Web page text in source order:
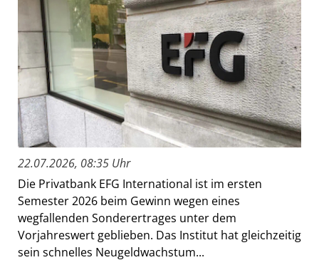
22.07.2026, 08:35 Uhr
Die Privatbank EFG International ist im ersten
Semester 2026 beim Gewinn wegen eines
wegfallenden Sonderertrages unter dem
Vorjahreswert geblieben. Das Institut hat gleichzeitig
sein schnelles Neugeldwachstum...